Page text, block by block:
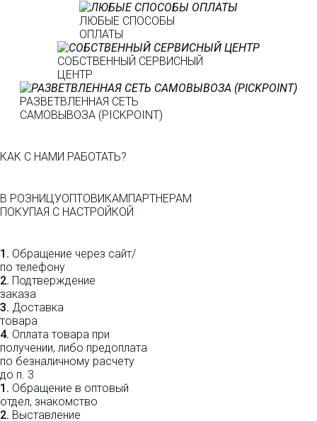
ЛЮБЫЕ СПОСОБЫ
ОПЛАТЫ
СОБСТВЕННЫЙ СЕРВИСНЫЙ
ЦЕНТР
РАЗВЕТВЛЕННАЯ СЕТЬ
САМОВЫВОЗА (PICKPOINT)
КАК С НАМИ РАБОТАТЬ?
В РОЗНИЦУОПТОВИКАМПАРТНЕРАМ
ПОКУПАЯ С НАСТРОЙКОЙ
1. Обращение через сайт/
по телефону
2. Подтверждение
заказа
3. Доставка
товара
4. Оплата товара при
получении, либо предоплата
по безналичному расчету
до п. 3
1. Обращение в оптовый
отдел, знакомство
2. Выставление